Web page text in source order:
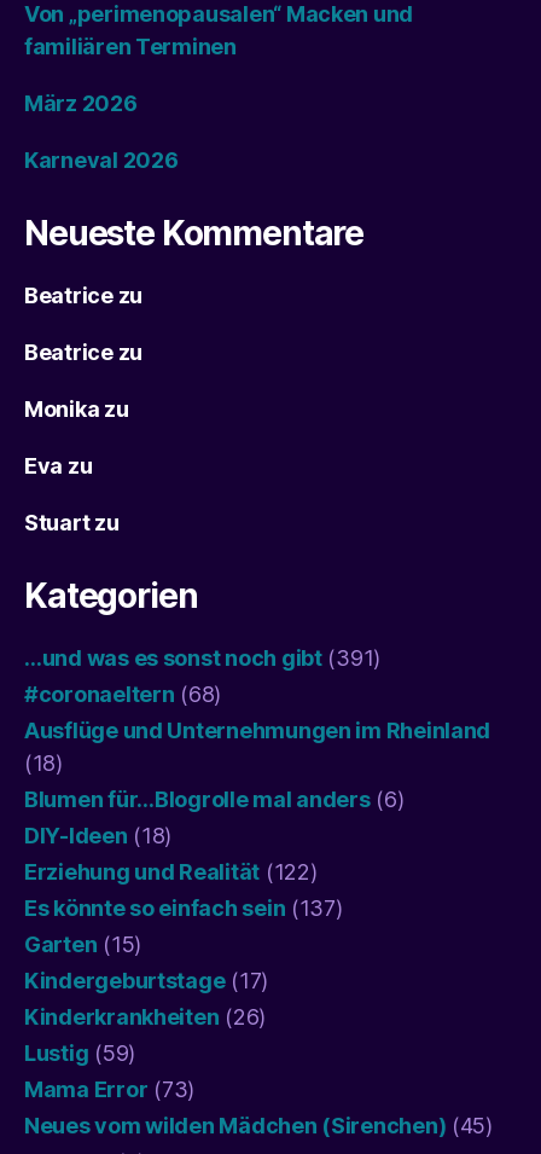
Von „perimenopausalen“ Macken und
familiären Terminen
März 2026
Karneval 2026
Neueste Kommentare
Beatricezu
Beatricezu
Monika zu
Eva zu
Stuartzu
Kategorien
…und was es sonst noch gibt(391)
#coronaeltern (68)
Ausflüge und Unternehmungen im Rheinland
(18)
Blumen für…Blogrolle mal anders(6)
DIY-Ideen (18)
Erziehung und Realität (122)
Es könnte so einfach sein (137)
Garten (15)
Kindergeburtstage(17)
Kinderkrankheiten (26)
Lustig (59)
Mama Error (73)
Neues vom wilden Mädchen (Sirenchen) (45)